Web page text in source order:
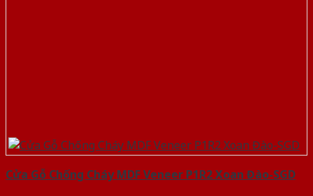
Cửa Gỗ Chống Cháy MDF Veneer P1R2 Xoan Đào-SGD